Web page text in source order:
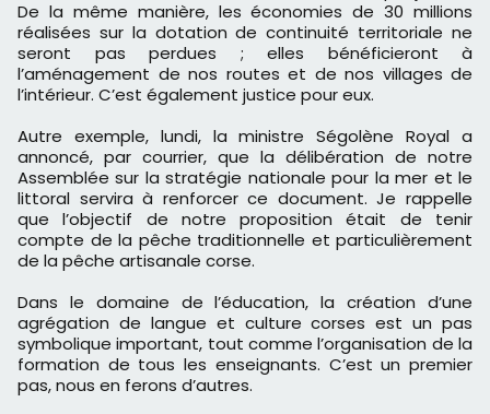
De la même manière, les économies de 30 millions
réalisées sur la dotation de continuité territoriale ne
seront pas perdues ; elles bénéficieront à
l’aménagement de nos routes et de nos villages de
l’intérieur. C’est également justice pour eux.
Autre exemple, lundi, la ministre Ségolène Royal a
annoncé, par courrier, que la délibération de notre
Assemblée sur la stratégie nationale pour la mer et le
littoral servira à renforcer ce document. Je rappelle
que l’objectif de notre proposition était de tenir
compte de la pêche traditionnelle et particulièrement
de la pêche artisanale corse.
Dans le domaine de l’éducation, la création d’une
agrégation de langue et culture corses est un pas
symbolique important, tout comme l’organisation de la
formation de tous les enseignants. C’est un premier
pas, nous en ferons d’autres.